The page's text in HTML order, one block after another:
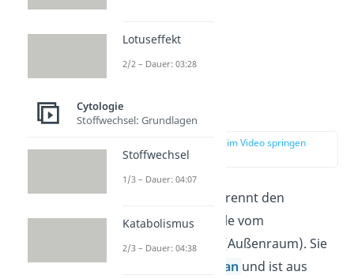
Vesikel
Peroxisomen
Zellmembran
zur Stelle im Video springen
(02:48)
trennt den
Innenraum der Zelle vom
Extrazellulärraum (Außenraum). Sie
Biomembran und ist aus
Lotuseffekt
2/2 – Dauer: 03:28
Cytologie
Stoffwechsel: Grundlagen
Stoffwechsel
1/3 – Dauer: 04:07
Katabolismus
2/3 – Dauer: 04:38